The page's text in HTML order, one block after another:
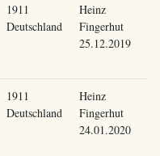
1911
Deutschland
Heinz
Fingerhut
25.12.2019
1911
Deutschland
Heinz
Fingerhut
24.01.2020